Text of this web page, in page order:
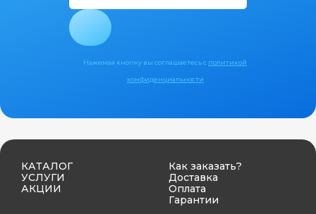
Нажимая кнопку вы соглашаетесь с политикой
конфиденциальности
КАТАЛОГ
УСЛУГИ
АКЦИИ
Как заказать?
Доставка
Оплата
Гарантии